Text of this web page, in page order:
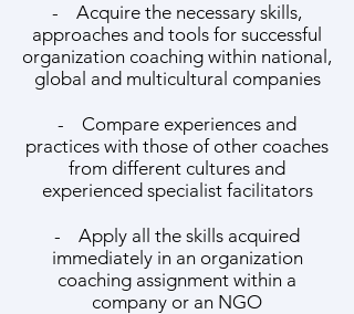
- Acquire the necessary skills,
approaches and tools for successful
organization coaching within national,
global and multicultural companies
- Compare experiences and
practices with those of other coaches
from different cultures and
experienced specialist facilitators
- Apply all the skills acquired
immediately in an organization
coaching assignment within a
company or an NGO